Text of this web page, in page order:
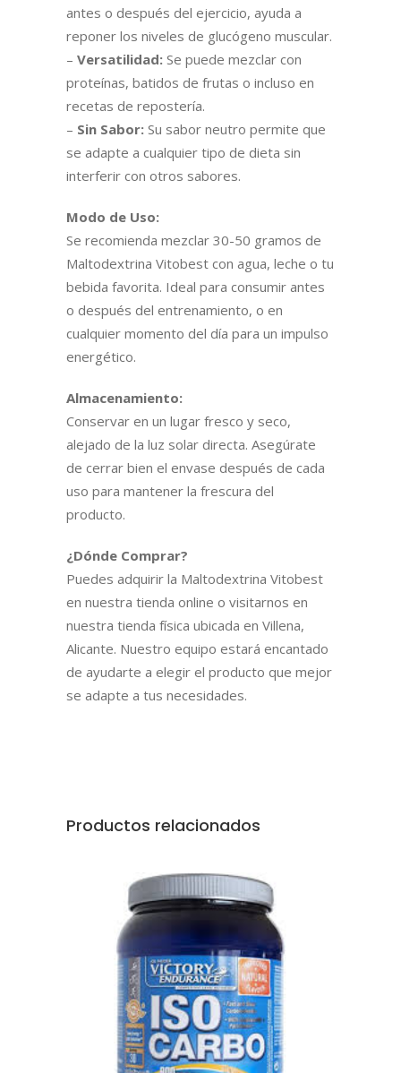
antes o después del ejercicio, ayuda a
reponer los niveles de glucógeno muscular.
– Versatilidad: Se puede mezclar con
proteínas, batidos de frutas o incluso en
recetas de repostería.
– Sin Sabor: Su sabor neutro permite que
se adapte a cualquier tipo de dieta sin
interferir con otros sabores.
Modo de Uso:
Se recomienda mezclar 30-50 gramos de
Maltodextrina Vitobest con agua, leche o tu
bebida favorita. Ideal para consumir antes
o después del entrenamiento, o en
cualquier momento del día para un impulso
energético.
Almacenamiento:
Conservar en un lugar fresco y seco,
alejado de la luz solar directa. Asegúrate
de cerrar bien el envase después de cada
uso para mantener la frescura del
producto.
¿Dónde Comprar?
Puedes adquirir la Maltodextrina Vitobest
en nuestra tienda online o visitarnos en
nuestra tienda física ubicada en Villena,
Alicante. Nuestro equipo estará encantado
de ayudarte a elegir el producto que mejor
se adapte a tus necesidades.
Productos relacionados
AÑADIR AL CARRITO